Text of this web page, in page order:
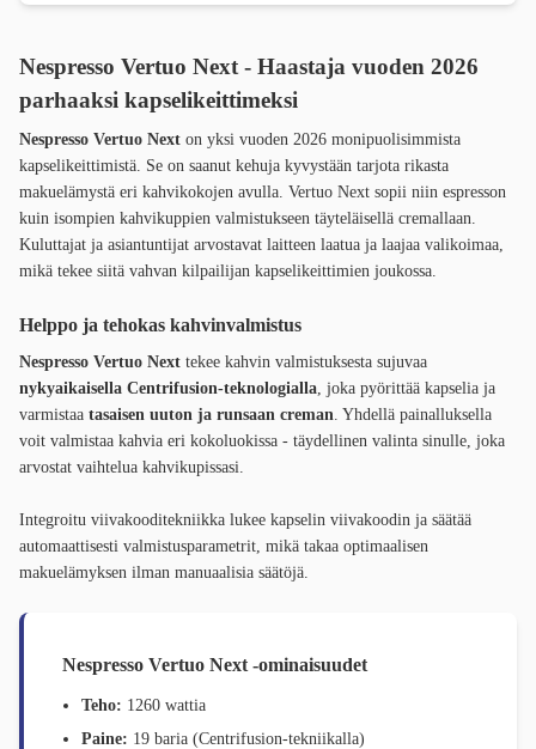
Nespresso Vertuo Next - Haastaja vuoden 2026
parhaaksi kapselikeittimeksi
Nespresso Vertuo Next on yksi vuoden 2026 monipuolisimmista
kapselikeittimistä. Se on saanut kehuja kyvystään tarjota rikasta
makuelämystä eri kahvikokojen avulla. Vertuo Next sopii niin espresson
kuin isompien kahvikuppien valmistukseen täyteläisellä cremallaan.
Kuluttajat ja asiantuntijat arvostavat laitteen laatua ja laajaa valikoimaa,
mikä tekee siitä vahvan kilpailijan kapselikeittimien joukossa.
Helppo ja tehokas kahvinvalmistus
Nespresso Vertuo Next tekee kahvin valmistuksesta sujuvaa
nykyaikaisella Centrifusion-teknologialla , joka pyörittää kapselia ja
varmistaa tasaisen uuton ja runsaan creman . Yhdellä painalluksella
voit valmistaa kahvia eri kokoluokissa - täydellinen valinta sinulle, joka
arvostat vaihtelua kahvikupissasi.
Integroitu viivakooditekniikka lukee kapselin viivakoodin ja säätää
automaattisesti valmistusparametrit, mikä takaa optimaalisen
makuelämyksen ilman manuaalisia säätöjä.
Nespresso Vertuo Next -ominaisuudet
Teho: 1260 wattia
Paine: 19 baria (Centrifusion-tekniikalla)